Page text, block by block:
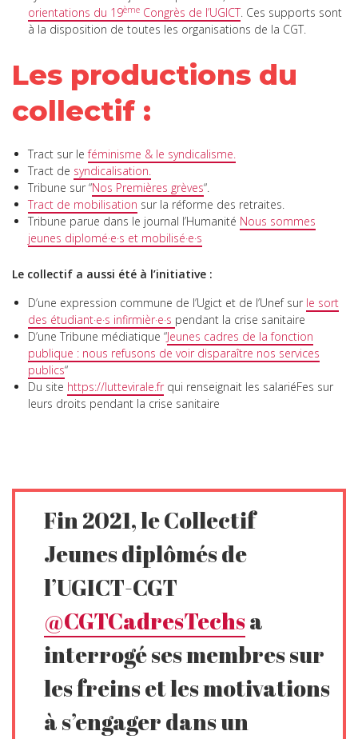
orientations du 19ème Congrès de l’UGICT. Ces supports sont
à la disposition de toutes les organisations de la CGT.
Les productions du
collectif :
Tract sur leféminisme & le syndicalisme.
Tract de syndicalisation.
Tribune sur “Nos Premières grèves“.
Tract de mobilisation sur la réforme des retraites.
Tribune parue dans le journal l’Humanité Nous sommes
jeunes diplomé·e·s et mobilisé·e·s
Le collectif a aussi été à l’initiative :
D’une expression commune de l’Ugict et de l’Unef sur le sort
des étudiant·e·s infirmièr·e·s pendant la crise sanitaire
D’une Tribune médiatique “Jeunes cadres de la fonction
publique : nous refusons de voir disparaître nos services
publics“
Du site https://luttevirale.frqui renseignait les salariéFes sur
leurs droits pendant la crise sanitaire
Fin 2021, le Collectif
Jeunes diplômés de
l’UGICT-CGT
@CGTCadresTechsa
interrogé ses membres sur
les freins et les motivations
à s’engager dans un